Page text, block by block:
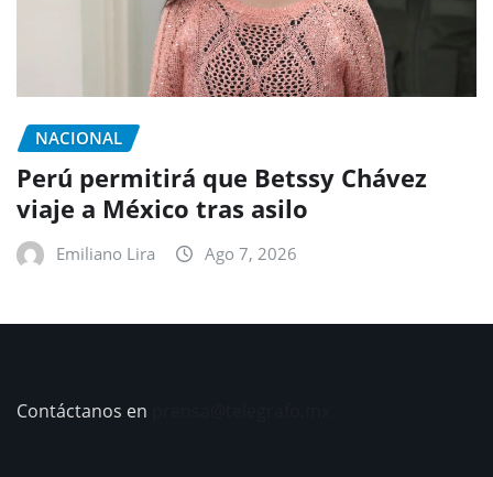
NACIONAL
Perú permitirá que Betssy Chávez
viaje a México tras asilo
Emiliano Lira Ago 7, 2026
Contáctanos en